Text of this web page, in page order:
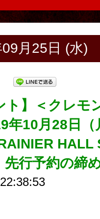
月25日 (水)
ト】＜クレモ
年10月28日
HALL
先行予約の締